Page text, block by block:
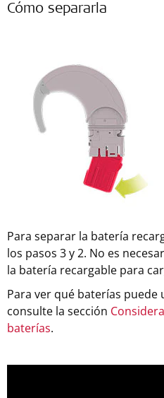
Cómo separarla
Para separar la batería
los pasos 3 y 2. No es
la batería recargable para
Para ver qué baterías puede
consulte la sección
baterías.